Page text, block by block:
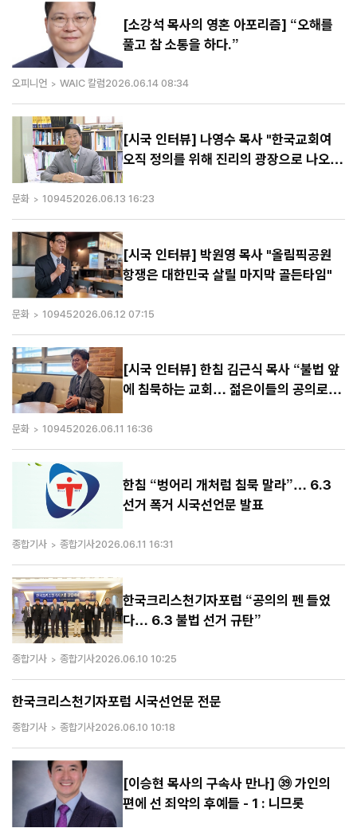
[소강석 목사의 영혼 아포리즘] “오해를
풀고 참 소통을 하다.”
오피니언 WAIC 칼럼2026.06.14 08:34
[시국 인터뷰] 나영수 목사 "한국교회여
오직 정의를 위해 진리의 광장으로 나오
문화 109452026.06.13 16:23
[시국 인터뷰] 박원영 목사 "올림픽공원
항쟁은 대한민국 살릴 마지막 골든타임"
문화 109452026.06.12 07:15
[시국 인터뷰] 한침 김근식 목사 “불법 앞
에 침묵하는 교회… 젊은이들의 공의로운
문화 109452026.06.11 16:36
한침 “벙어리 개처럼 침묵 말라”… 6.3
선거 폭거 시국선언문 발표
종합기사 종합기사2026.06.11 16:31
한국크리스천기자포럼 “공의의 펜 들었
다… 6.3 불법 선거 규탄”
종합기사 종합기사2026.06.10 10:25
한국크리스천기자포럼 시국선언문 전문
종합기사 종합기사2026.06.10 10:18
[이승현 목사의 구속사 만나] ㊴ 가인의
편에 선 죄악의 후예들 - 1 : 니므롯